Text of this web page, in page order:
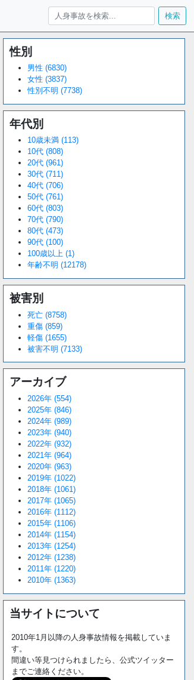
検索
Unmute
34.94%
性別
男性 (6830)
女性 (3837)
性別不明 (7738)
年代別
10歳未満 (113)
10代 (808)
20代 (961)
30代 (711)
40代 (706)
50代 (761)
60代 (803)
70代 (790)
80代 (473)
90代 (100)
100歳以上 (1)
年齢不明 (12178)
被害別
死亡 (8758)
重傷 (859)
軽傷 (1655)
被害不明 (7133)
アーカイブ
2026年 (554)
2025年 (846)
2024年 (989)
2023年 (940)
2022年 (932)
2021年 (964)
2020年 (963)
2019年 (1022)
2018年 (1061)
2017年 (1065)
2016年 (1112)
2015年 (1106)
2014年 (1154)
2013年 (1254)
2012年 (1238)
2011年 (1220)
2010年 (1363)
当サイトについて
2010年1月以降の人身事故情報を掲載していま
す。
間違い等見つけられましたら、公式ツイッター
までご連絡ください。